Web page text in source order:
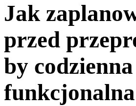
Jak
przed
by
funkcjonalna